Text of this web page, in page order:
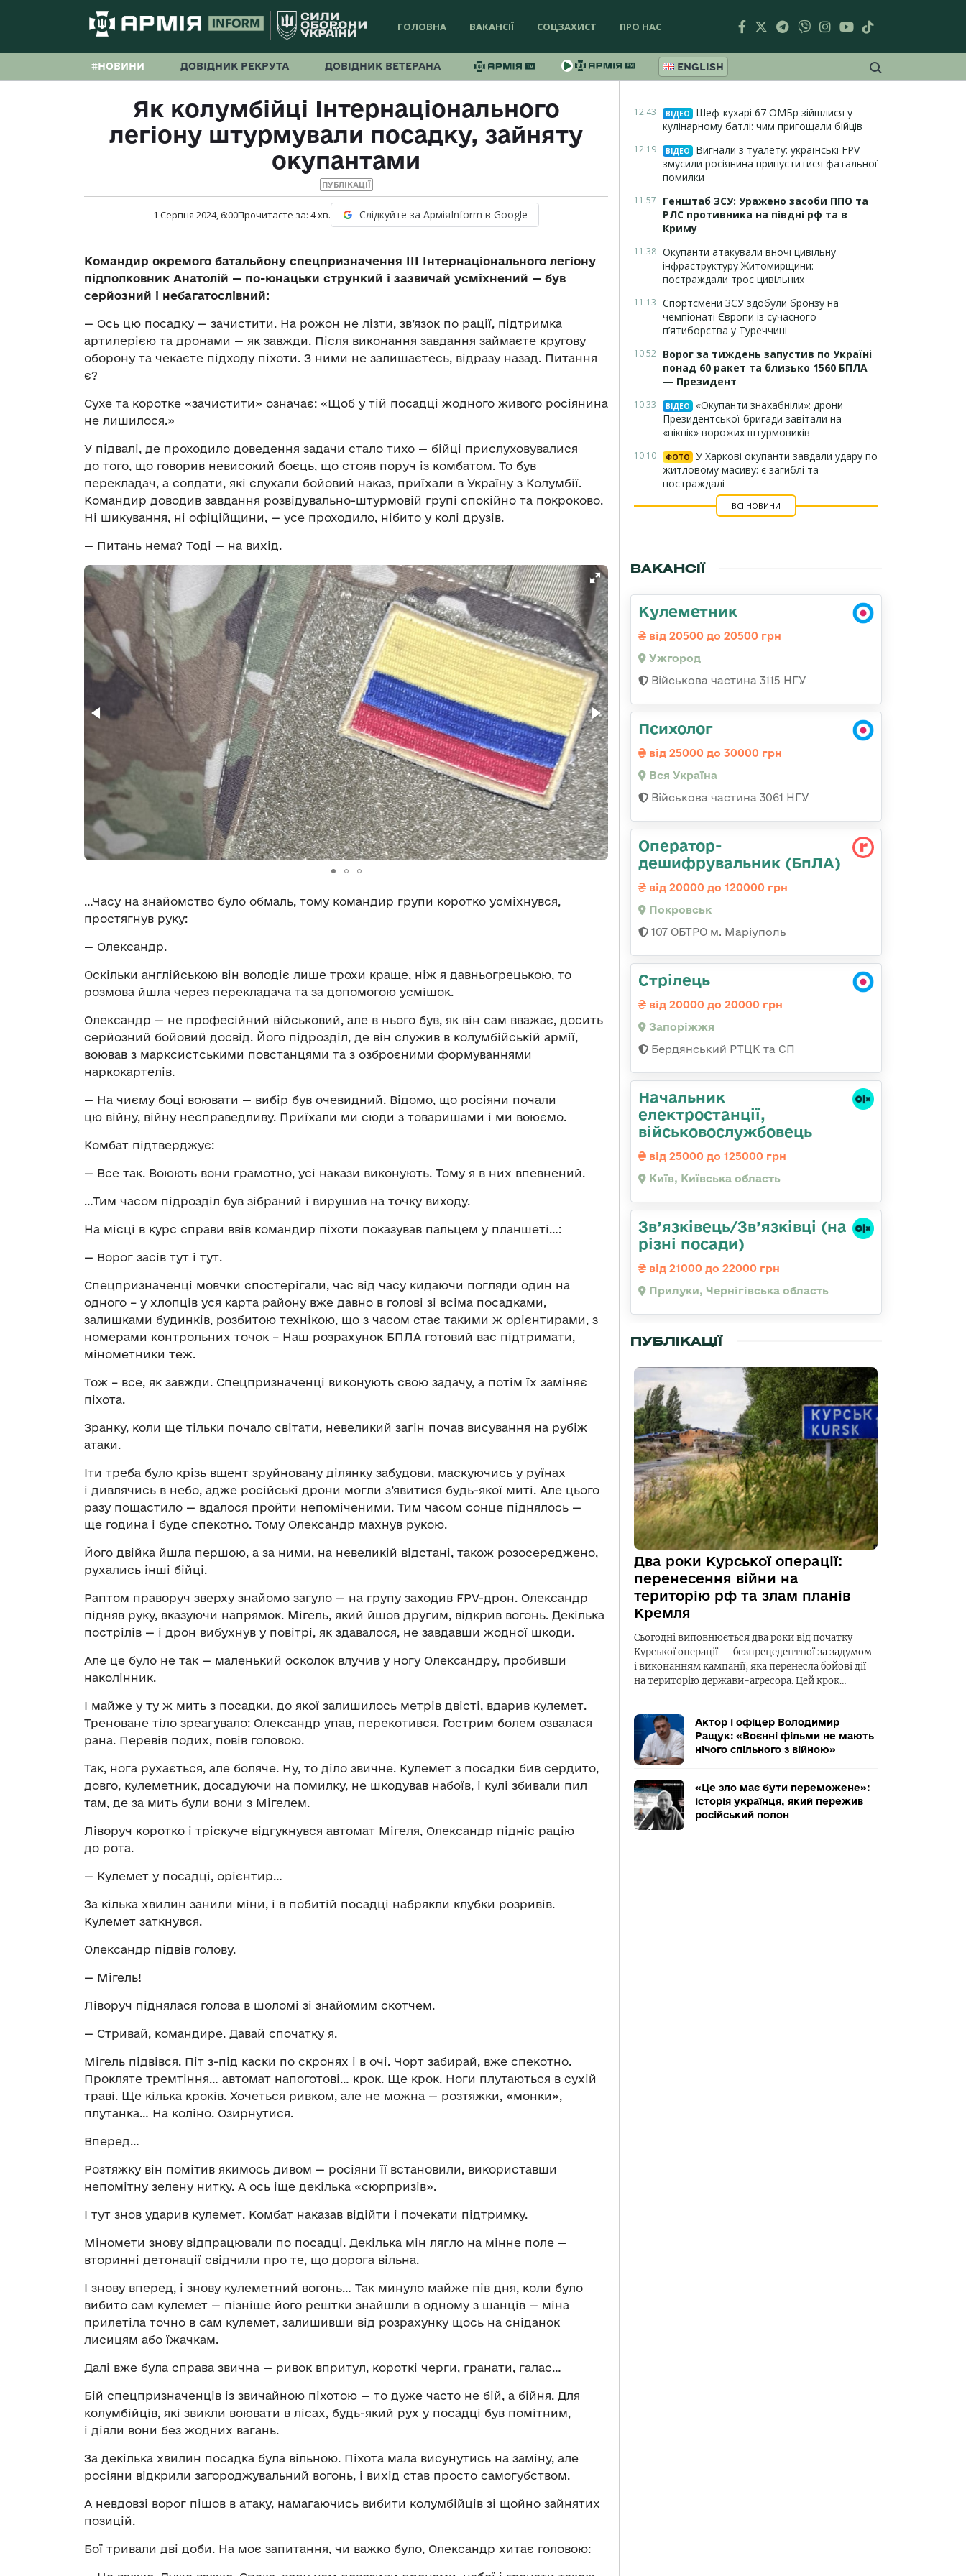
ГОЛОВНА ВАКАНСІЇ СОЦЗАХИСТ ПРО НАС
#НОВИНИ ДОВІДНИК РЕКРУТА ДОВІДНИК ВЕТЕРАНА ENGLISH
Як колумбійці Інтернаціонального
легіону штурмували посадку, зайняту
окупантами
ПУБЛІКАЦІЇ
1 Серпня 2024, 6:00Прочитаєте за: 4хв. Слідкуйте за АрміяInform в Google
Командир окремого батальйону спецпризначення ІІІ Інтернаціонального легіону
підполковник Анатолій — по-юнацьки стрункий і зазвичай усміхнений — був
серйозний і небагатослівний:
— Ось цю посадку — зачистити. На рожон не лізти, зв’язок по рації, підтримка
артилерією та дронами — як завжди. Після виконання завдання займаєте кругову
оборону та чекаєте підходу піхоти. З ними не залишаєтесь, відразу назад. Питання
є?
Сухе та коротке «зачистити» означає: «Щоб у тій посадці жодного живого росіянина
не лишилося.»
У підвалі, де проходило доведення задачи стало тихо — бійці прислуховувалися
до того, що говорив невисокий боєць, що стояв поруч із комбатом. То був
перекладач, а солдати, які слухали бойовий наказ, приїхали в Україну з Колумбії.
Командир доводив завдання розвідувально-штурмовій групі спокійно та покроково.
Ні шикування, ні офіційщини, — усе проходило, нібито у колі друзів.
— Питань нема? Тоді — на вихід.
…Часу на знайомство було обмаль, тому командир групи коротко усміхнувся,
простягнув руку:
— Олександр.
Оскільки англійською він володіє лише трохи краще, ніж я давньогрецькою, то
розмова йшла через перекладача та за допомогою усмішок.
Олександр — не професійний військовий, але в нього був, як він сам вважає, досить
серйозний бойовий досвід. Його підрозділ, де він служив в колумбійській армії,
воював з марксистськими повстанцями та з озброєними формуваннями
наркокартелів.
— На чиєму боці воювати — вибір був очевидний. Відомо, що росіяни почали
цю війну, війну несправедливу. Приїхали ми сюди з товаришами і ми воюємо.
Комбат підтверджує:
— Все так. Воюють вони грамотно, усі накази виконують. Тому я в них впевнений.
…Тим часом підрозділ був зібраний і вирушив на точку виходу.
На місці в курс справи ввів командир піхоти показував пальцем у планшеті…:
— Ворог засів тут і тут.
Спецпризначенці мовчки спостерігали, час від часу кидаючи погляди один на
одного – у хлопців уся карта району вже давно в голові зі всіма посадками,
залишками будинків, розбитою технікою, що з часом стає такими ж орієнтирами, з
номерами контрольних точок – Наш розрахунок БПЛА готовий вас підтримати,
мінометники теж.
Тож – все, як завжди. Спецпризначенці виконують свою задачу, а потім їх заміняє
піхота.
Зранку, коли ще тільки почало світати, невеликий загін почав висування на рубіж
атаки.
Іти треба було крізь вщент зруйновану ділянку забудови, маскуючись у руїнах
і дивлячись в небо, адже російські дрони могли з’явитися будь-якої миті. Але цього
разу пощастило — вдалося пройти непоміченими. Тим часом сонце піднялось —
ще година і буде спекотно. Тому Олександр махнув рукою.
Його двійка йшла першою, а за ними, на невеликій відстані, також розосереджено,
рухались інші бійці.
Раптом праворуч зверху знайомо загуло — на групу заходив FPV-дрон. Олександр
підняв руку, вказуючи напрямок. Мігель, який йшов другим, відкрив вогонь. Декілька
пострілів — і дрон вибухнув у повітрі, як здавалося, не завдавши жодної шкоди.
Але це було не так — маленький осколок влучив у ногу Олександру, пробивши
наколінник.
І майже у ту ж мить з посадки, до якої залишилось метрів двісті, вдарив кулемет.
Треноване тіло зреагувало: Олександр упав, перекотився. Гострим болем озвалася
рана. Перевів подих, повів головою.
Так, нога рухається, але боляче. Ну, то діло звичне. Кулемет з посадки бив сердито,
довго, кулеметник, досадуючи на помилку, не шкодував набоїв, і кулі збивали пил
там, де за мить були вони з Мігелем.
Ліворуч коротко і тріскуче відгукнувся автомат Мігеля, Олександр підніс рацію
до рота.
— Кулемет у посадці, орієнтир…
За кілька хвилин занили міни, і в побитій посадці набрякли клубки розривів.
Кулемет заткнувся.
Олександр підвів голову.
— Мігель!
Ліворуч піднялася голова в шоломі зі знайомим скотчем.
— Стривай, командире. Давай спочатку я.
Мігель підвівся. Піт з-під каски по скронях і в очі. Чорт забирай, вже спекотно.
Прокляте тремтіння… автомат напоготові… крок. Ще крок. Ноги плутаються в сухій
траві. Ще кілька кроків. Хочеться ривком, але не можна — розтяжки, «монки»,
плутанка… На коліно. Озирнутися.
Вперед…
Розтяжку він помітив якимось дивом — росіяни її встановили, використавши
непомітну зелену нитку. А ось іще декілька «сюрпризів».
І тут знов ударив кулемет. Комбат наказав відійти і почекати підтримку.
Міномети знову відпрацювали по посадці. Декілька мін лягло на мінне поле —
вторинні детонації свідчили про те, що дорога вільна.
І знову вперед, і знову кулеметний вогонь… Так минуло майже пів дня, коли було
вибито сам кулемет — пізніше його рештки знайшли в одному з шанців — міна
прилетіла точно в сам кулемет, залишивши від розрахунку щось на сніданок
лисицям або їжачкам.
Далі вже була справа звична — ривок впритул, короткі черги, гранати, галас…
Бій спецпризначенців із звичайною піхотою — то дуже часто не бій, а бійня. Для
колумбійців, які звикли воювати в лісах, будь-який рух у посадці був помітним,
і діяли вони без жодних вагань.
За декілька хвилин посадка була вільною. Піхота мала висунутись на заміну, але
росіяни відкрили загороджувальний вогонь, і вихід став просто самогубством.
А невдовзі ворог пішов в атаку, намагаючись вибити колумбійців зі щойно зайнятих
позицій.
Бої тривали дві доби. На моє запитання, чи важко було, Олександр хитає головою:
12:43 ВІДЕО
Шеф-кухарі 67 ОМБр зійшлися у
кулінарному батлі: чим пригощали бійців
12:19 ВІДЕО
Вигнали з туалету: українські FPV
змусили росіянина припуститися фатальної
помилки
11:57
Генштаб ЗСУ: Уражено засоби ППО та
РЛС противника на півдні рф та в
Криму
11:38 Окупанти атакували вночі цивільну
інфраструктуру Житомирщини:
постраждали троє цивільних
11:13 Спортсмени ЗСУ здобули бронзу на
чемпіонаті Європи із сучасного
п’ятиборства у Туреччині
10:52 Ворог за тиждень запустив по Україні
понад 60 ракет та близько 1560 БПЛА
— Президент
10:33 ВІДЕО
«Окупанти знахабніли»: дрони
Президентської бригади завітали на
«пікнік» ворожих штурмовиків
10:10 ФОТО
У Харкові окупанти завдали удару по
житловому масиву: є загиблі та
постраждалі
ВСІ НОВИНИ
ВАКАНСІЇ
Кулеметник
від 20500 до 20500 грн
Ужгород
Військова частина 3115 НГУ
Психолог
від 25000 до 30000 грн
Вся Україна
Військова частина 3061 НГУ
Оператор-
дешифрувальник (БпЛА)
від 20000 до 120000 грн
Покровськ
107 ОБТРО м. Маріуполь
Стрілець
від 20000 до 20000 грн
Запоріжжя
Бердянський РТЦК та СП
Начальник
електpостанції,
військовослужбовець
від 25000 до 125000 грн
Київ, Київська область
Зв’язківець/Зв’язківці (на
різні посади)
від 21000 до 22000 грн
Прилуки, Чернігівська область
ПУБЛІКАЦІЇ
Два роки Курської операції:
перенесення війни на
територію рф та злам планів
Кремля
Сьогодні виповнюється два роки від початку
Курської операції — безпрецедентної за задумом
і виконанням кампанії, яка перенесла бойові дії
на територію держави-агресора. Цей крок…
Актор і офіцер Володимир
Ращук: «Воєнні фільми не мають
нічого спільного з війною»
«Це зло має бути переможене»:
історія українця, який пережив
російський полон